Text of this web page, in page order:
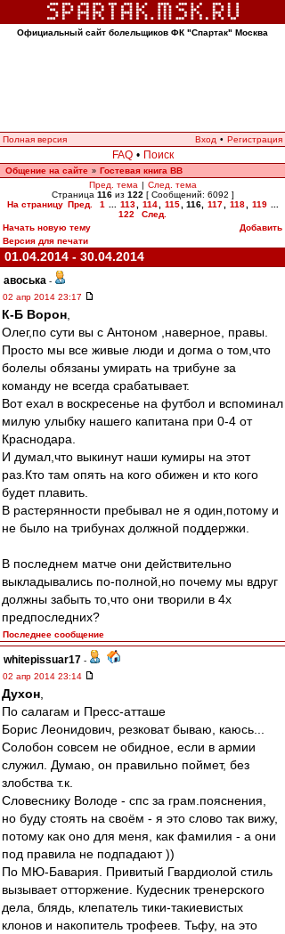
Официальный сайт болельщиков ФК "Спартак" Москва
Полная версия Вход • Регистрация
FAQ • Поиск
Общение на сайте » Гостевая книга ВВ
Пред. тема | След. тема
Страница 116из 122 [ Сообщений: 6092 ]
На страницу Пред. 1 113 114 115 116 117 118 119
122
След.
Начать новую тему
Добавить
Версия для печати
01.04.2014 - 30.04.2014
авоська -
02 апр 2014 23:17
К-Б Ворон
Олег,по сути вы с Антоном ,наверное, правы.
Просто мы все живые люди и догма о том,что
болелы обязаны умирать на трибуне за
команду не всегда срабатывает.
Вот ехал в воскресенье на футбол и вспоминал
милую улыбку нашего капитана при 0-4 от
Краснодара.
И думал,что выкинут наши кумиры на этот
раз.Кто там опять на кого обижен и кто кого
будет плавить.
В растерянности пребывал не я один,потому и
не было на трибунах должной поддержки.
В последнем матче они действительно
выкладывались по-полной,но почему мы вдруг
должны забыть то,что они творили в 4х
предпоследних?
Последнее сообщение
whitepissuar17 -
02 апр 2014 23:14
Духон
По салагам и Пресс-атташе
Борис Леонидович, резковат бываю, каюсь...
Солобон совсем не обидное, если в армии
служил. Думаю, он правильно поймет, без
злобства т.к.
Словеснику Володе - спс за грам.пояснения,
но буду стоять на своём - я это слово так вижу,
потому как оно для меня, как фамилия - а они
под правила не подпадают ))
По МЮ-Бавария. Привитый Гвардиолой стиль
вызывает отторжение. Кудесник тренерского
дела, блядь, клепатель тики-такиевистых
клонов и накопитель трофеев. Тьфу, на это